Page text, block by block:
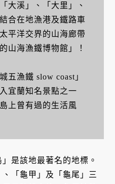
大溪」、「大里」、
合在地漁港及鐵路車
平洋交界的山海廊帶
的山海漁鐵博物館」！
五漁鐵 slow coast」
宜蘭知名景點之一
上曾有過的生活風
是該地最著名的地標。
「龜甲」及「龜尾」三